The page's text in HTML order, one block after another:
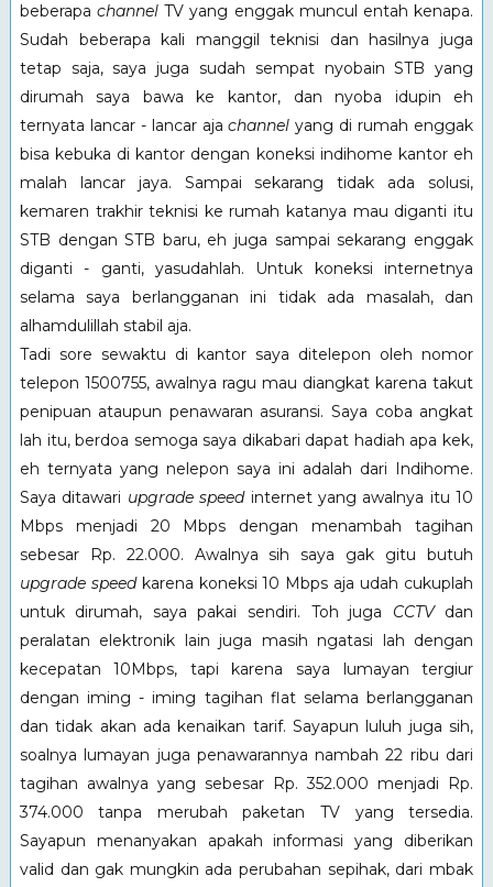
beberapachannelTV yang enggak muncul entah kenapa.
Sudah beberapa kali manggil teknisi dan hasilnya juga
tetap saja, saya juga sudah sempat nyobain STB yang
dirumah saya bawa ke kantor, dan nyoba idupin eh
ternyata lancar - lancar ajachannelyang di rumah enggak
bisa kebuka di kantor dengan koneksi indihome kantor eh
malah lancar jaya. Sampai sekarang tidak ada solusi,
kemaren trakhir teknisi ke rumah katanya mau diganti itu
STB dengan STB baru, eh juga sampai sekarang enggak
diganti - ganti, yasudahlah. Untuk koneksi internetnya
selama saya berlangganan ini tidak ada masalah, dan
alhamdulillah stabil aja.
Tadi sore sewaktu di kantor saya ditelepon oleh nomor
telepon 1500755, awalnya ragu mau diangkat karena takut
penipuan ataupun penawaran asuransi. Saya coba angkat
lah itu, berdoa semoga saya dikabari dapat hadiah apa kek,
eh ternyata yang nelepon saya ini adalah dari Indihome.
Saya ditawari upgrade speed internet yang awalnya itu 10
Mbps menjadi 20 Mbps dengan menambah tagihan
sebesar Rp. 22.000. Awalnya sih saya gak gitu butuh
upgrade speedkarena koneksi 10 Mbps aja udah cukuplah
untuk dirumah, saya pakai sendiri. Toh juga CCTV dan
peralatan elektronik lain juga masih ngatasi lah dengan
kecepatan 10Mbps, tapi karena saya lumayan tergiur
dengan iming - iming tagihan flat selama berlangganan
dan tidak akan ada kenaikan tarif. Sayapun luluh juga sih,
soalnya lumayan juga penawarannya nambah 22 ribu dari
tagihan awalnya yang sebesar Rp. 352.000 menjadi Rp.
374.000 tanpa merubah paketan TV yang tersedia.
Sayapun menanyakan apakah informasi yang diberikan
valid dan gak mungkin ada perubahan sepihak, dari mbak